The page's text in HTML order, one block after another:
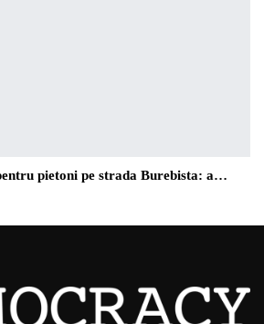
pietoni pe strada Burebista: a…